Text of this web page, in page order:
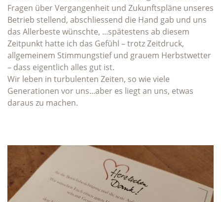
Fragen über Vergangenheit und Zukunftspläne unseres
Betrieb stellend, abschliessend die Hand gab und uns
das Allerbeste wünschte, ...spätestens ab diesem
Zeitpunkt hatte ich das Gefühl – trotz Zeitdruck,
allgemeinem Stimmungstief und grauem Herbstwetter
– dass eigentlich alles gut ist.
Wir leben in turbulenten Zeiten, so wie viele
Generationen vor uns...aber es liegt an uns, etwas
daraus zu machen.